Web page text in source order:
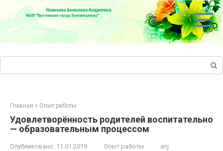
Перейти
контенту
Главная » Опыт работы
Удовлетворённость родителей воспитательно
— образовательным процессом
Опубликовано: 11.01.2019 Опыт работы anj